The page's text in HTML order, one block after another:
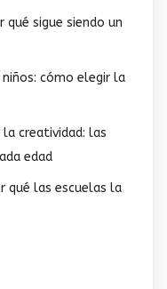
sigue siendo un
cómo elegir la
creatividad: las
edad
qué las escuelas la